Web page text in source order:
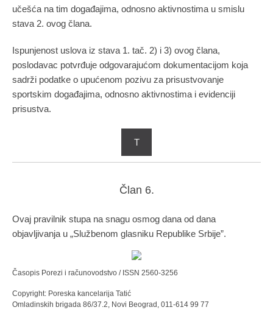
učešća na tim događajima, odnosno aktivnostima u smislu
stava 2. ovog člana.
Ispunjenost uslova iz stava 1. tač. 2) i 3) ovog člana,
poslodavac potvrđuje odgovarajućom dokumentacijom koja
sadrži podatke o upućenom pozivu za prisustvovanje
sportskim događajima, odnosno aktivnostima i evidenciji
prisustva.
T
Član 6.
Ovaj pravilnik stupa na snagu osmog dana od dana
objavljivanja u „Službenom glasniku Republike Srbije”.
Časopis Porezi i računovodstvo / ISSN 2560-3256
Copyright: Poreska kancelarija Tatić
Omladinskih brigada 86/37.2, Novi Beograd, 011-614 99 77